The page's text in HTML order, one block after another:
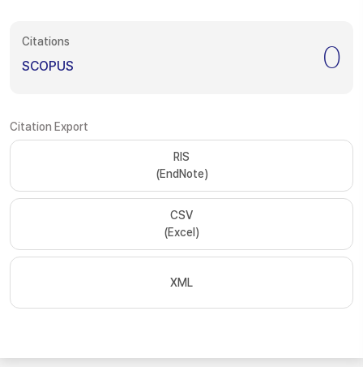
Citations
SCOPUS 0
Citation Export
RIS
(EndNote)
CSV
(Excel)
XML